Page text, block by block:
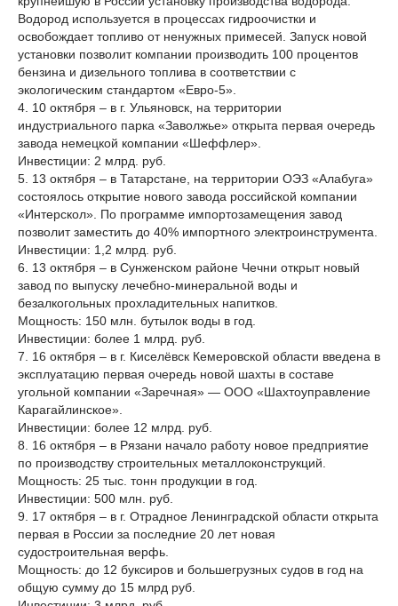
Водород используется в процессах гидроочистки и
освобождает топливо от ненужных примесей. Запуск новой
установки позволит компании производить 100 процентов
бензина и дизельного топлива в соответствии с
экологическим стандартом «Евро-5».
4. 10 октября – в г. Ульяновск, на территории
индустриального парка «Заволжье» открыта первая очередь
завода немецкой компании «Шеффлер».
Инвестиции: 2 млрд. руб.
5. 13 октября – в Татарстане, на территории ОЭЗ «Алабуга»
состоялось открытие нового завода российской компании
«Интерскол». По программе импортозамещения завод
позволит заместить до 40% импортного электроинструмента.
Инвестиции: 1,2 млрд. руб.
6. 13 октября – в Сунженском районе Чечни открыт новый
завод по выпуску лечебно-минеральной воды и
безалкогольных прохладительных напитков.
Мощность: 150 млн. бутылок воды в год.
Инвестиции: более 1 млрд. руб.
7. 16 октября – в г. Киселёвск Кемеровской области введена в
эксплуатацию первая очередь новой шахты в составе
угольной компании «Заречная» — ООО «Шахтоуправление
Карагайлинское».
Инвестиции: более 12 млрд. руб.
8. 16 октября – в Рязани начало работу новое предприятие
по производству строительных металлоконструкций.
Мощность: 25 тыс. тонн продукции в год.
Инвестиции: 500 млн. руб.
9. 17 октября – в г. Отрадное Ленинградской области открыта
первая в России за последние 20 лет новая
судостроительная верфь.
Мощность: до 12 буксиров и большегрузных судов в год на
общую сумму до 15 млрд руб.